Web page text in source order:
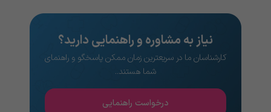
نیاز به مشاوره و راهنمایی دارید؟
کارشناسان ما در سریعترین زمان ممکن پاسخگو و راهنمای
شما هستند..
درخواست راهنمایی